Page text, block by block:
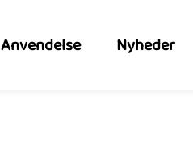
Anvendelse Nyheder